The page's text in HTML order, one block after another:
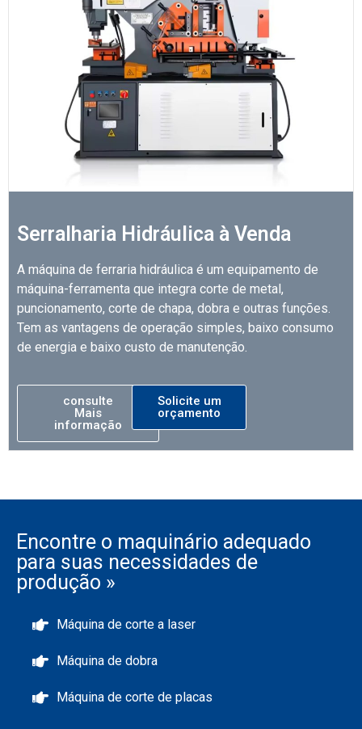
Serralharia Hidráulica à Venda
A máquina de ferraria hidráulica é um equipamento de
máquina-ferramenta que integra corte de metal,
puncionamento, corte de chapa, dobra e outras funções.
Tem as vantagens de operação simples, baixo consumo
de energia e baixo custo de manutenção.
consulte
Mais
informação
Solicite um
orçamento
Encontre o maquinário adequado
para suas necessidades de
produção »
Máquina de corte a laser
Máquina de dobra
Máquina de corte de placas